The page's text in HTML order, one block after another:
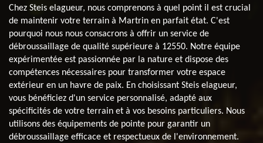
Chez Steis elagueur, nous comprenons à quel point il est crucial
de maintenir votre terrain à Martrin en parfait état. C'est
pourquoi nous nous consacrons à offrir un service de
débroussaillage de qualité supérieure à 12550. Notre équipe
expérimentée est passionnée par la nature et dispose des
compétences nécessaires pour transformer votre espace
extérieur en un havre de paix. En choisissant Steis elagueur,
vous bénéficiez d'un service personnalisé, adapté aux
spécificités de votre terrain et à vos besoins particuliers. Nous
utilisons des équipements de pointe pour garantir un
débroussaillage efficace et respectueux de l'environnement.